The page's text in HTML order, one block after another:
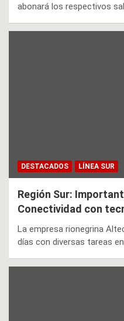
abonará los respectivos
DESTACADOS LÍNEA SUR
Región Sur:
Conectividad con
La empresa rionegrina
días con diversas tareas